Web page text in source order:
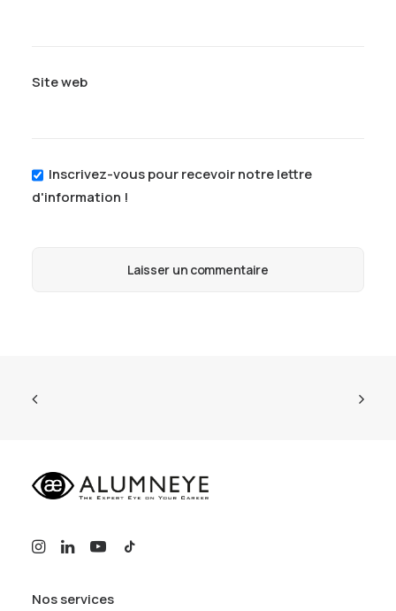
Site web
Inscrivez-vous pour recevoir notre lettre
d'information !
Nos services